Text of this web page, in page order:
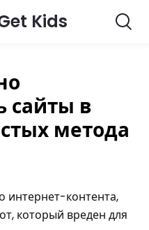
Kids
сайты в
метода
интернет-контента,
который вреден для